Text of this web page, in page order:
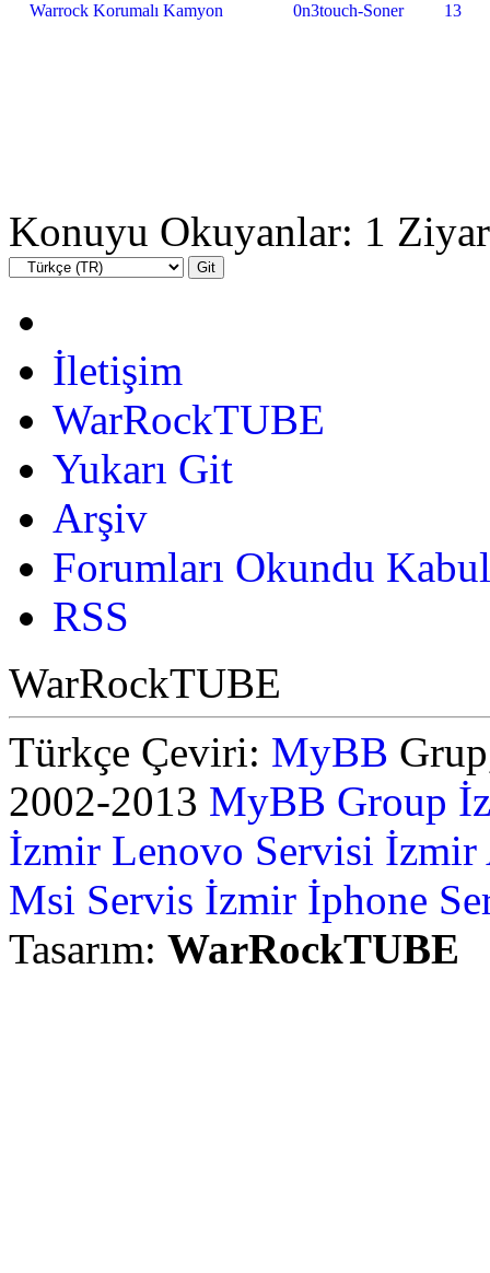
Warrock Korumalı Kamyon 0n3touch-Soner 13
Konuyu Okuyanlar: 1
İletişim
WarRockTUBE
Yukarı Git
Arşiv
Forumları Okundu
RSS
WarRockTUBE
Türkçe Çeviri: MyBB
2002-2013 MyBB Group
İzmir Lenovo Servisi İzmir
Msi Servis İzmir İphone
Tasarım: WarRockTUBE